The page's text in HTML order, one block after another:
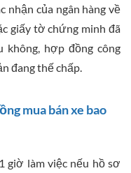
nhận của ngân hàng về
giấy tờ chứng minh đã
không, hợp đồng công
đang thế chấp.
mua bán xe bao
giờ làm việc nếu hồ sơ